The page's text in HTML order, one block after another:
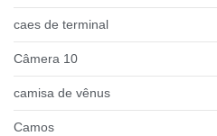
caes de terminal
Câmera 10
camisa de vênus
Camos